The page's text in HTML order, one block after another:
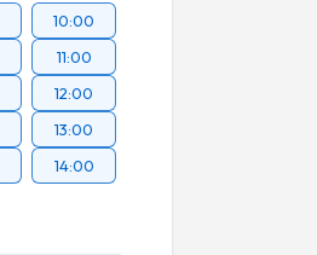
10:00
11:00
12:00
13:00
14:00